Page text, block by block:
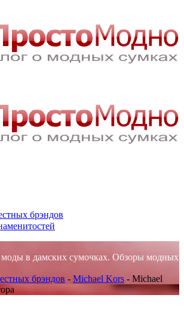
брэндов
в дамских сумочках. Обзоры модных
брэндов - Michael Kors - Michael